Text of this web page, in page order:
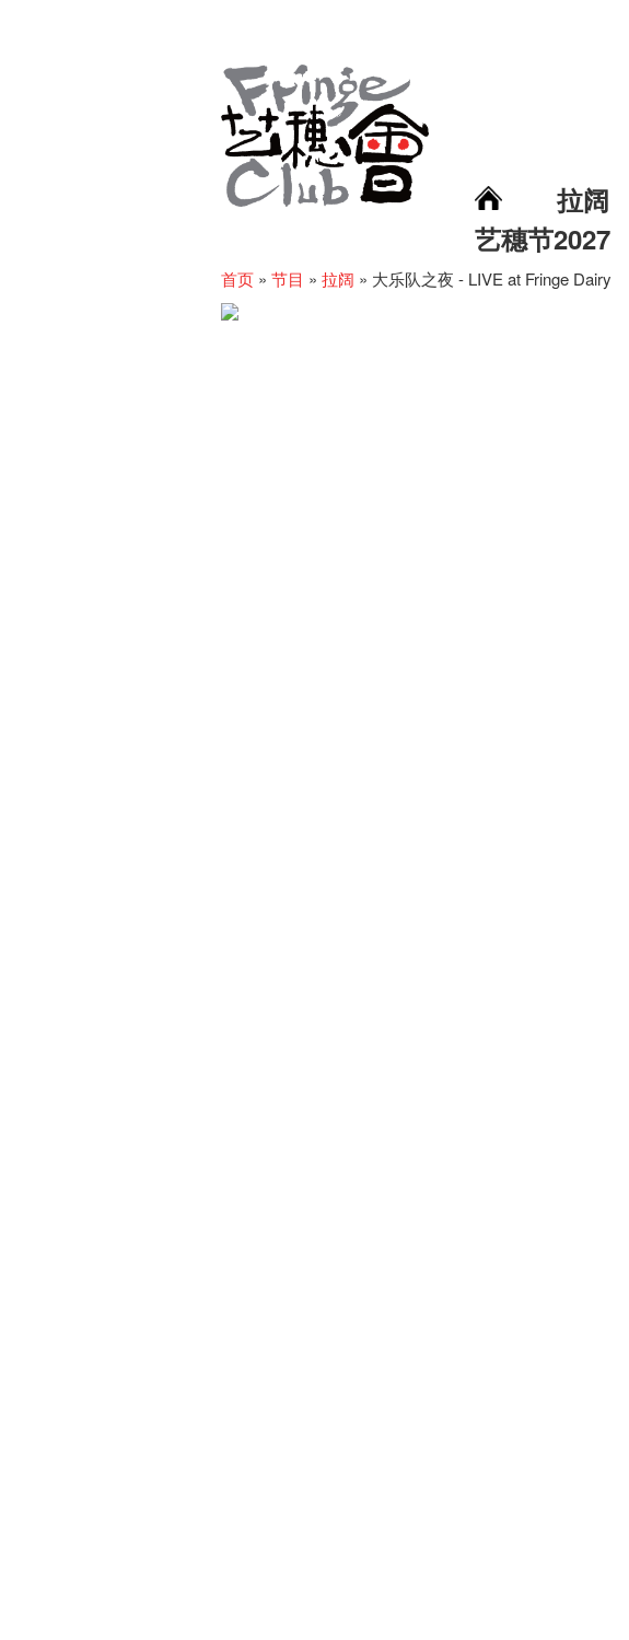
拉阔
艺穗节2027
首页 » 节目 » 拉阔 » 大乐队之夜 - LIVE at Fringe Dairy